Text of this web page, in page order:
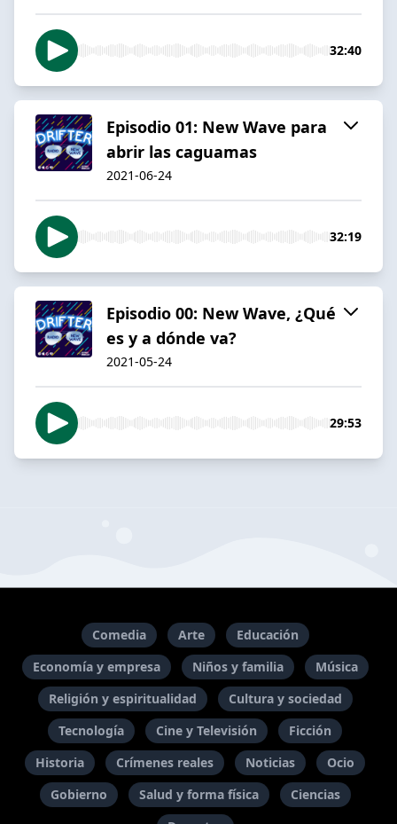
32:40
Episodio 01: New Wave para
abrir las caguamas
2021-06-24
32:19
Episodio 00: New Wave, ¿Qué
es y a dónde va?
2021-05-24
29:53
Comedia Arte
Educación
Economía y empresa
Niños y familia
Música
Religión y espiritualidad
Cultura y sociedad
Tecnología
Cine y Televisión
Ficción
Historia
Crímenes reales Noticias
Ocio
Gobierno
Salud y forma física
Ciencias